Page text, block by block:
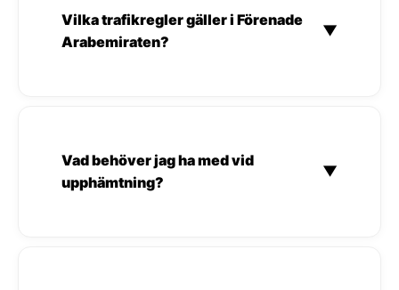
Vilka trafikregler gäller i Förenade
Arabemiraten?
▼
Vad behöver jag ha med vid
upphämtning?
▼